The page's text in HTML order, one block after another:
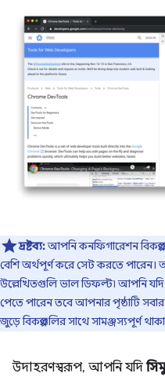
দ্রষ্টব্য:আপনি কনফিগারেশন
বেশি অর্থপূর্ণ করে সেট করতে
উল্লেখিতগুলি ভাল ডিফল্ট৷ আপনি যদি
পেতে পারেন তবে আপনার পৃষ্ঠাটি
জুড়ে বিকল্পগুলির সাথে সামঞ্জস্যপূর্ণ
উদাহরণস্বরূপ, আপনি যদি